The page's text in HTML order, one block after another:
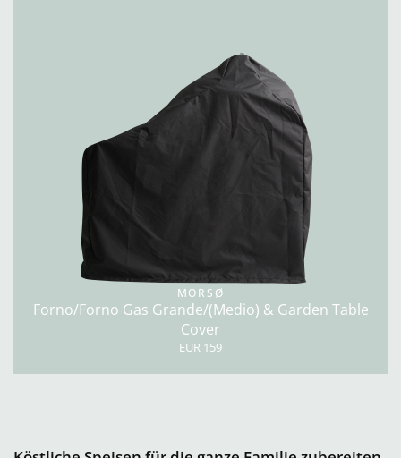
MORSØ
Forno/Forno Gas Grande/(Medio) & Garden Table
Cover
EUR 159